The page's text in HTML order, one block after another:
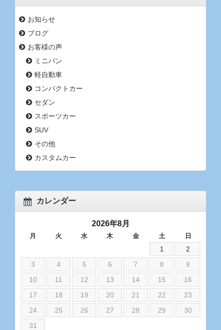
お知らせ
ブログ
お客様の声
ミニバン
軽自動車
コンパクトカー
セダン
スポーツカー
SUV
その他
カスタムカー
カレンダー
2026年8月
月 火 水 木 金 土 日
1
2
3
4 5 6 7 8
9
10
11 12 13 14 15
16
17
18 19 20 21 22
23
24
25 26 27 28 29
30
31